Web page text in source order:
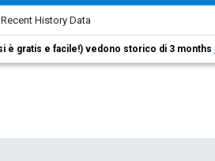
History Data
è gratis e facile!) vedono storico di 3 months